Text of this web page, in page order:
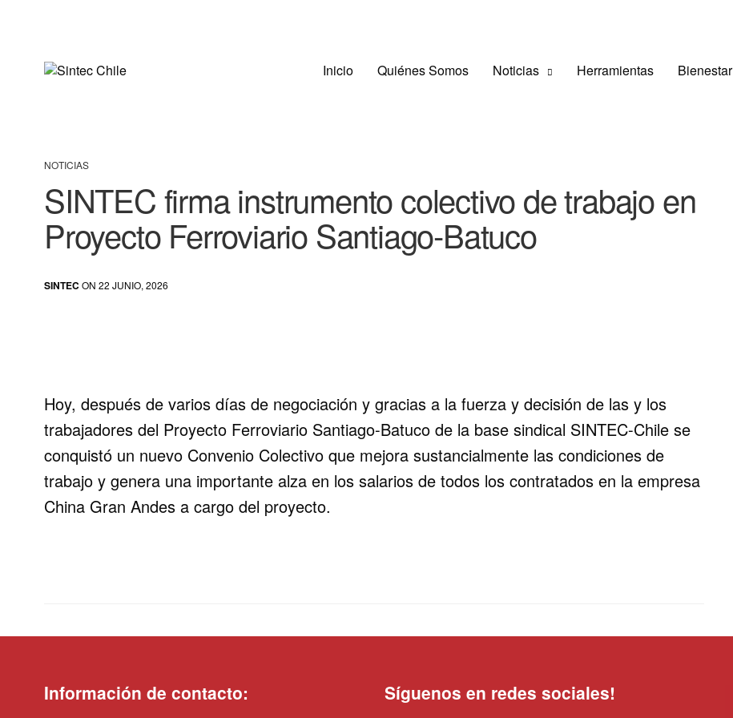
Inicio Quiénes Somos Noticias Herramientas Bienestar
NOTICIAS
SINTEC firma instrumento colectivo de trabajo en
Proyecto Ferroviario Santiago-Batuco
SINTEC ON 22 JUNIO, 2026
Hoy, después de varios días de negociación y gracias a la fuerza y decisión de las y los
trabajadores del Proyecto Ferroviario Santiago-Batuco de la base sindical SINTEC-Chile se
conquistó un nuevo Convenio Colectivo que mejora sustancialmente las condiciones de
trabajo y genera una importante alza en los salarios de todos los contratados en la empresa
China Gran Andes a cargo del proyecto.
Información de contacto: Síguenos en redes sociales!